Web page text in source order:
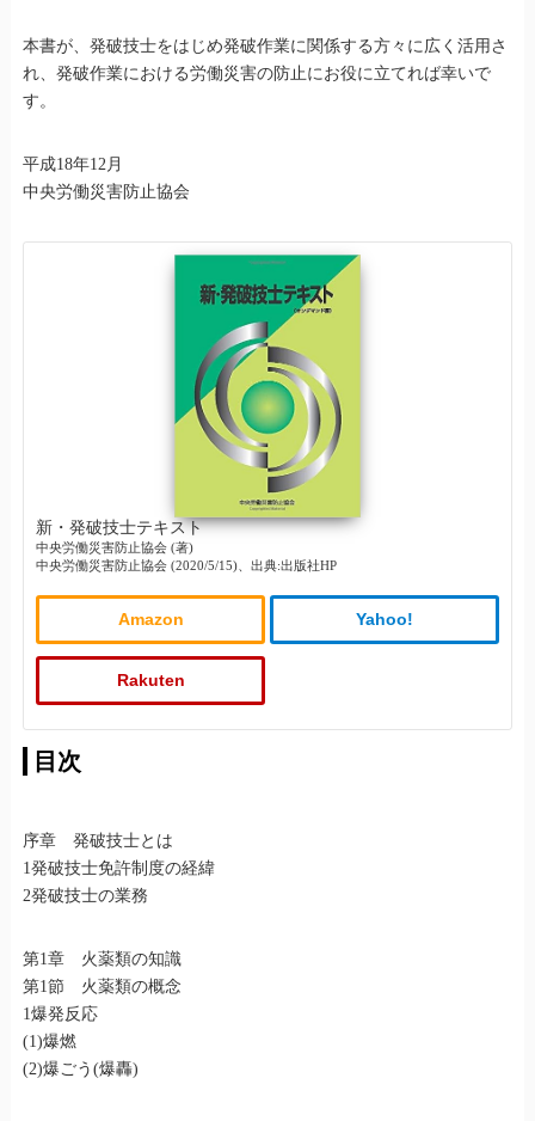
本書が、発破技士をはじめ発破作業に関係する方々に広く活用さ
れ、発破作業における労働災害の防止にお役に立てれば幸いで
す。
平成18年12月
中央労働災害防止協会
新・発破技士テキスト
中央労働災害防止協会 (著)
中央労働災害防止協会 (2020/5/15)、出典:出版社HP
Amazon Yahoo!
Rakuten
目次
序章 発破技士とは
1発破技士免許制度の経緯
2発破技士の業務
第1章 火薬類の知識
第1節 火薬類の概念
1爆発反応
(1)爆燃
(2)爆ごう(爆轟)